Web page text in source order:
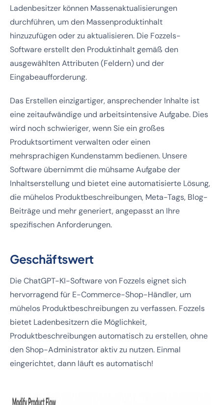
Ladenbesitzer können Massenaktualisierungen
durchführen, um den Massenproduktinhalt
hinzuzufügen oder zu aktualisieren. Die Fozzels-
Software erstellt den Produktinhalt gemäß den
ausgewählten Attributen (Feldern) und der
Eingabeaufforderung.
Das Erstellen einzigartiger, ansprechender Inhalte ist
eine zeitaufwändige und arbeitsintensive Aufgabe. Dies
wird noch schwieriger, wenn Sie ein großes
Produktsortiment verwalten oder einen
mehrsprachigen Kundenstamm bedienen. Unsere
Software übernimmt die mühsame Aufgabe der
Inhaltserstellung und bietet eine automatisierte Lösung,
die mühelos Produktbeschreibungen, Meta-Tags, Blog-
Beiträge und mehr generiert, angepasst an Ihre
spezifischen Anforderungen.
Geschäftswert
Die ChatGPT-KI-Software von Fozzels eignet sich
hervorragend für E-Commerce-Shop-Händler, um
mühelos Produktbeschreibungen zu verfassen. Fozzels
bietet Ladenbesitzern die Möglichkeit,
Produktbeschreibungen automatisch zu erstellen, ohne
den Shop-Administrator aktiv zu nutzen. Einmal
eingerichtet, dann läuft es automatisch!